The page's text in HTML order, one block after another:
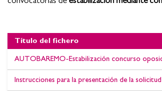
Título del fichero
AUTOBAREMO-Estabilización concurso
Instrucciones para la presentación de la solicitud